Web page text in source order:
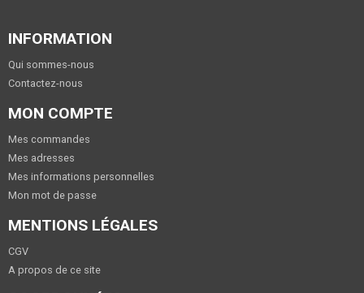
INFORMATION
Qui sommes-nous
Contactez-nous
MON COMPTE
Mes commandes
Mes adresses
Mes informations personnelles
Mon mot de passe
MENTIONS LÉGALES
CGV
A propos de ce site